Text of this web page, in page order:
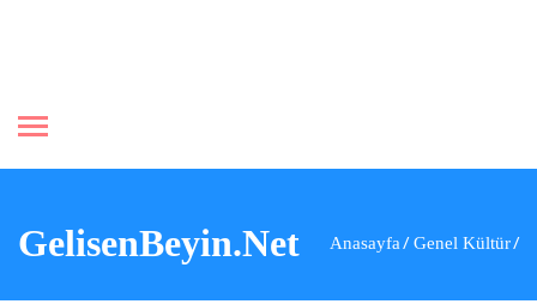
GelisenBeyin.Net Anasayfa Genel Kültür